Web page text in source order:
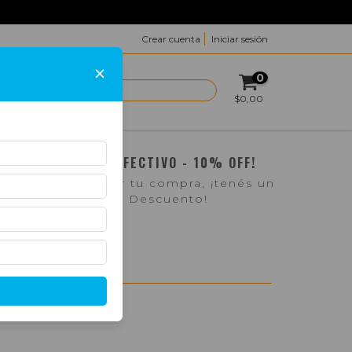
Crear cuenta Iniciar sesión
0
$0,00
¡PAGO EN EFECTIVO - 10% OFF!
Si pasás a retirar tu compra, ¡tenés un
10% de Descuento!
×